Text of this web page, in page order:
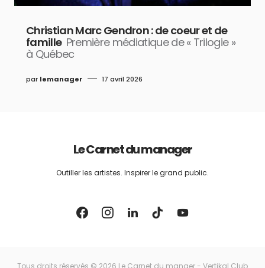
Christian Marc Gendron : de coeur et de
famille Première médiatique de « Trilogie »
à Québec
par lemanager 17 avril 2026
Le Carnet du manager
Outiller les artistes. Inspirer le grand public.
Tous droits réservés © 2026 Le Carnet du manaer - Vertikal Club